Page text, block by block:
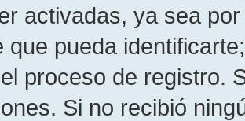
activadas, ya sea
que pueda
proceso de registro.
Si no recibió